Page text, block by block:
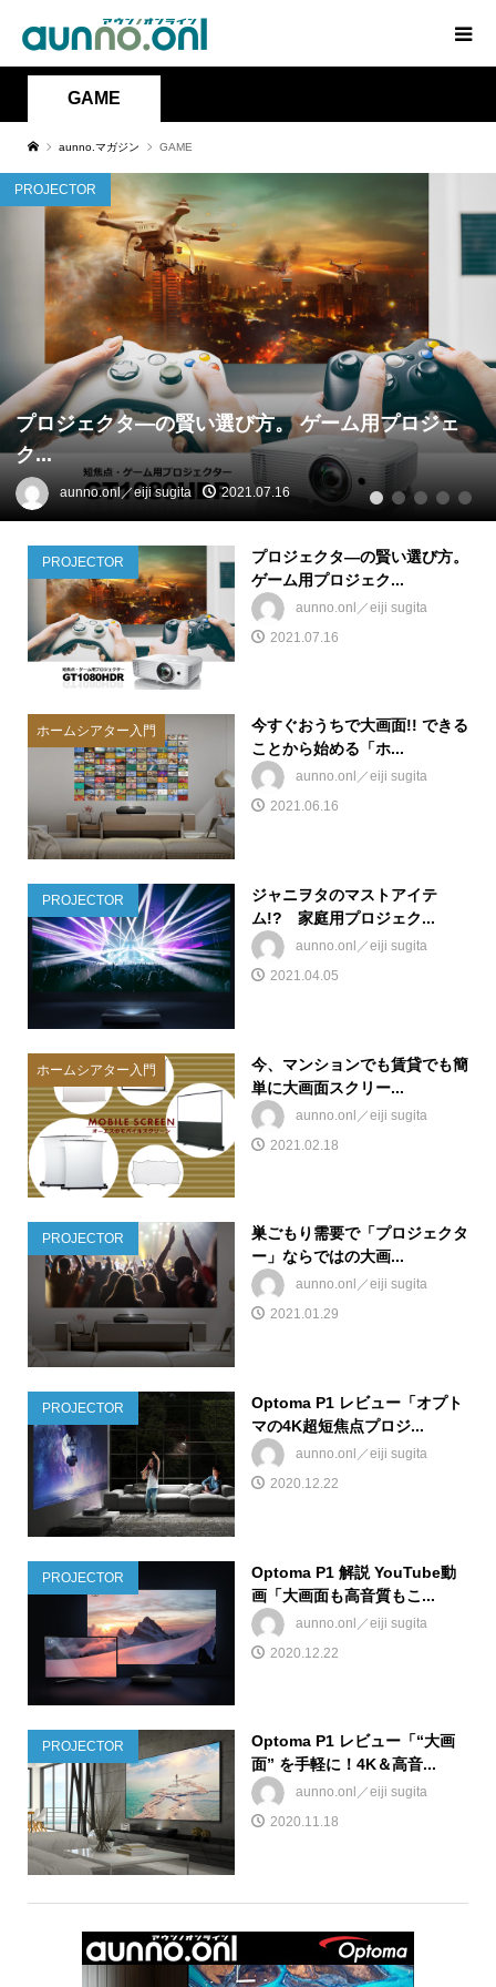
GAME
aunno.マガジン GAME
PROJECTOR
プロジェクタ―の賢い選び方。 ゲーム用プロジェ
ク...
aunno.onl／eiji sugita 2021.07.16 1 2 3 4 5
PROJECTOR
プロジェクタ―の賢い選び方。
ゲーム用プロジェク...
aunno.onl／eiji sugita
2021.07.16
ホームシアター入門
今すぐおうちで大画面!! できる
ことから始める「ホ...
aunno.onl／eiji sugita
2021.06.16
PROJECTOR
ジャニヲタのマストアイテ
ム!? 家庭用プロジェク...
aunno.onl／eiji sugita
2021.04.05
ホームシアター入門
今、マンションでも賃貸でも簡
単に大画面スクリー...
aunno.onl／eiji sugita
2021.02.18
PROJECTOR
巣ごもり需要で「プロジェクタ
ー」ならではの大画...
aunno.onl／eiji sugita
2021.01.29
PROJECTOR
Optoma P1 レビュー「オプト
マの4K超短焦点プロジ...
aunno.onl／eiji sugita
2020.12.22
PROJECTOR
Optoma P1 解説 YouTube動
画「大画面も高音質もこ...
aunno.onl／eiji sugita
2020.12.22
PROJECTOR
Optoma P1 レビュー「“大画
面” を手軽に！4K＆高音...
aunno.onl／eiji sugita
2020.11.18